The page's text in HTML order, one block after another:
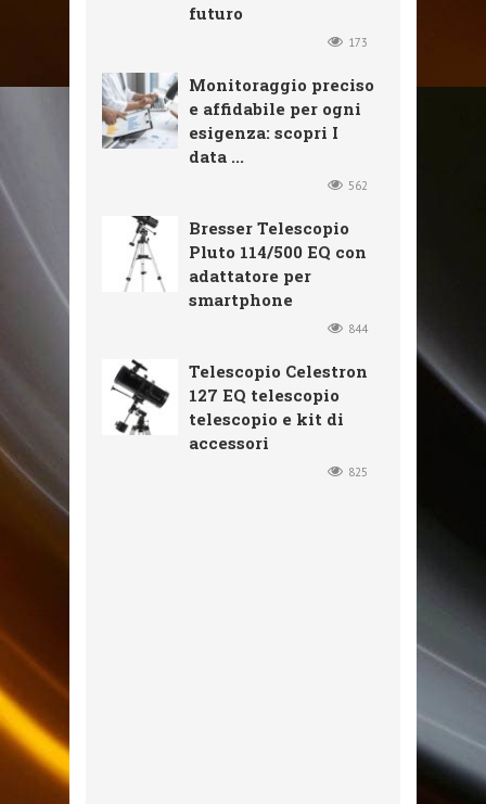
futuro
173
Monitoraggio preciso
e affidabile per ogni
esigenza: scopri I
data ...
562
Bresser Telescopio
Pluto 114/500 EQ con
adattatore per
smartphone
844
Telescopio Celestron
127 EQ telescopio
telescopio e kit di
accessori
825